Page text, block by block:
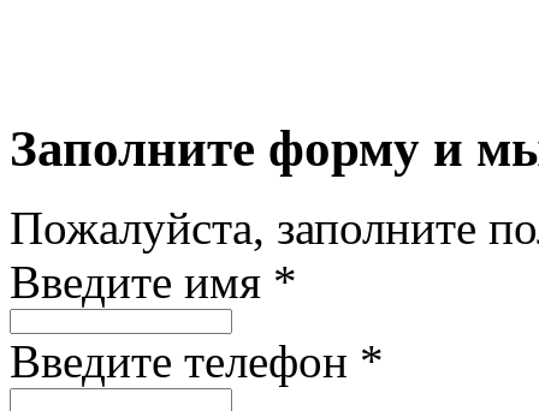
Заполните форму и
Пожалуйста, заполните
Введите имя *
Введите телефон *